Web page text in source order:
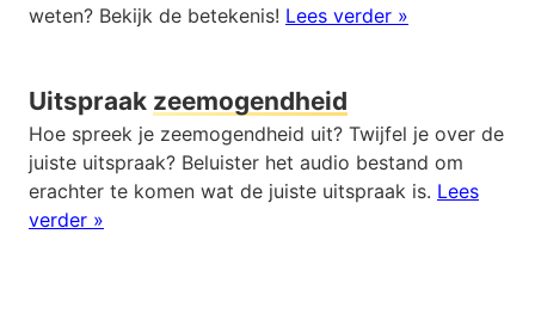
weten? Bekijk de betekenis! Lees verder »
Uitspraak zeemogendheid
Hoe spreek je zeemogendheid uit? Twijfel je over de
juiste uitspraak? Beluister het audio bestand om
erachter te komen wat de juiste uitspraak is. Lees
verder »